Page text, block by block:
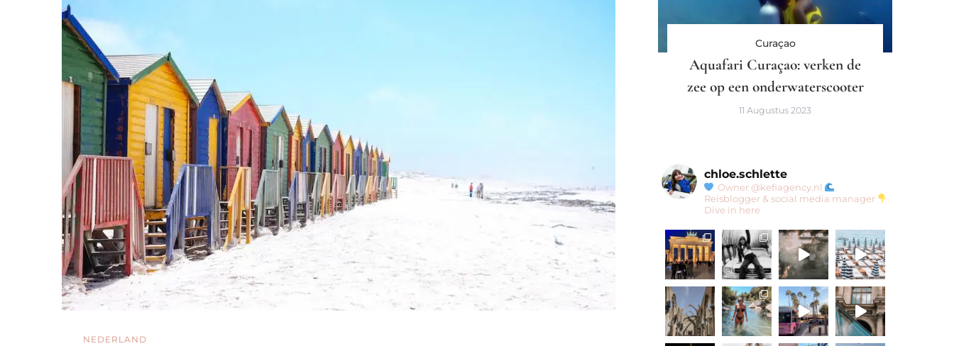
NEDERLAND
Curaçao
Aquafari Curaçao: verken de
zee op een onderwaterscooter
11 Augustus 2023
chloe.schlette
Owner @kefiagency.nl
Reisblogger & social media manager
Dive in here